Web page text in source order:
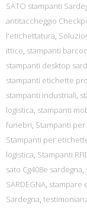
SATO stampanti
antitaccheggio
l'etichettatura,
ittico, stampanti
stampanti desktop
stampanti etichette
stampanti industriali,
logistica, stampanti
funebri, Stampanti
Stampanti per
logistica, Stampanti
sato Cg408e sardegna,
SARDEGNA, stampare
Sardegna,